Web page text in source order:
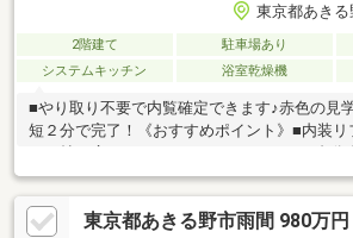
東京都あきる
2階建て 駐車場あり
システムキッチン
浴室乾燥機
■やり取り不要で内覧確定できます♪赤色の見
短２分で完了！《おすすめポイント》■内装リ
１９帖の広々したLDK！■カースペース３台分
スペース有り！■２階建てのお家が建ち並ぶ
しから２年間の契約不適合責任がある安心保
です！お気軽にお問い合わせ下さい！
東京都あきる野市雨間 980万円